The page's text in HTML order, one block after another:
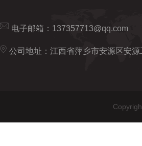
电子邮箱： 137357713@qq.com
公司地址：江西省萍乡市安源区安